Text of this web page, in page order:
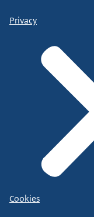
Privacy
Cookies